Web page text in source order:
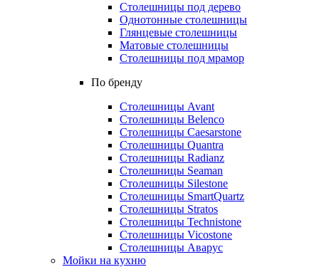
Столешницы под дерево
Однотонные столешницы
Глянцевые столешницы
Матовые столешницы
Столешницы под мрамор
По бренду
Столешницы Avant
Столешницы Belenco
Столешницы Caesarstone
Столешницы Quantra
Столешницы Radianz
Столешницы Seaman
Столешницы Silestone
Столешницы SmartQuartz
Столешницы Stratos
Столешницы Technistone
Столешницы Vicostone
Столешницы Аварус
Мойки на кухню